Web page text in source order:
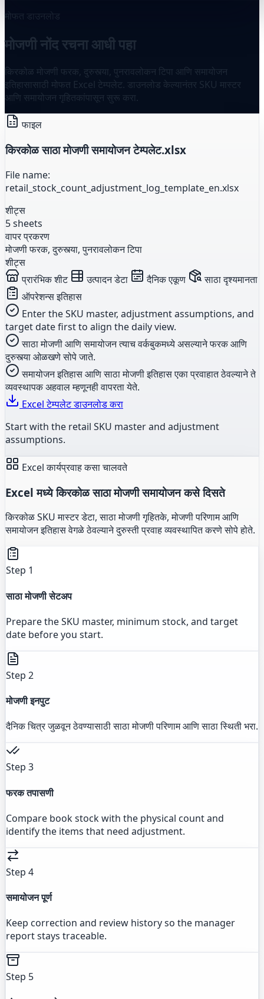
मोफत डाउनलोड
मोजणी नोंद रचना आधी पहा
किरकोळ मोजणी फरक, दुरुस्त्या, पुनरावलोकन टिपा आणि समायोजन
इतिहासासाठी मोफत Excel टेम्पलेट. डाउनलोड केल्यानंतर SKU मास्टर
आणि समायोजन गृहितकांपासून सुरू करा.
फाइल
किरकोळ साठा मोजणी समायोजन टेम्पलेट.xlsx
File name:
retail_stock_count_adjustment_log_template_en.xlsx
शीट्स
5 sheets
वापर प्रकरण
मोजणी फरक, दुरुस्त्या, पुनरावलोकन टिपा
शीट्स
प्रारंभिक शीट
उत्पादन डेटा दैनिक एकूण
साठा दृश्यमानता
ऑपरेशन्स इतिहास
Enter the SKU master, adjustment assumptions, and
target date first to align the daily view.
साठा मोजणी आणि समायोजन त्याच वर्कबुकमध्ये असल्याने फरक आणि
दुरुस्त्या ओळखणे सोपे जाते.
समायोजन इतिहास आणि साठा मोजणी इतिहास एका प्रवाहात ठेवल्याने ते
व्यवस्थापक अहवाल म्हणूनही वापरता येते.
Excel टेम्पलेट डाउनलोड करा
Start with the retail SKU master and adjustment
assumptions.
Excel कार्यप्रवाह कसा चालवते
Excel मध्ये किरकोळ साठा मोजणी समायोजन कसे दिसते
किरकोळ SKU मास्टर डेटा, साठा मोजणी गृहितके, मोजणी परिणाम आणि
समायोजन इतिहास वेगळे ठेवल्याने दुरुस्ती प्रवाह व्यवस्थापित करणे सोपे होते.
Step 1
साठा मोजणी सेटअप
Prepare the SKU master, minimum stock, and target
date before you start.
Step 2
मोजणी इनपुट
दैनिक चित्र जुळवून ठेवण्यासाठी साठा मोजणी परिणाम आणि साठा स्थिती भरा.
Step 3
फरक तपासणी
Compare book stock with the physical count and
identify the items that need adjustment.
Step 4
समायोजन पूर्ण
Keep correction and review history so the manager
report stays traceable.
Step 5